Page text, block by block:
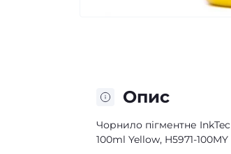
Опис
Чорнило пігментне
100ml Yellow, H5971-100MY